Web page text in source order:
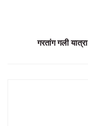
गरतांग गली